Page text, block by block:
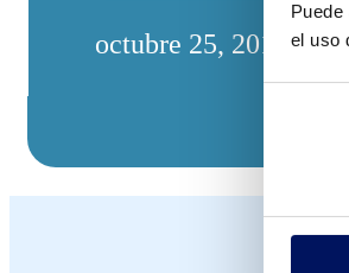
el uso
octubre 25, 2016